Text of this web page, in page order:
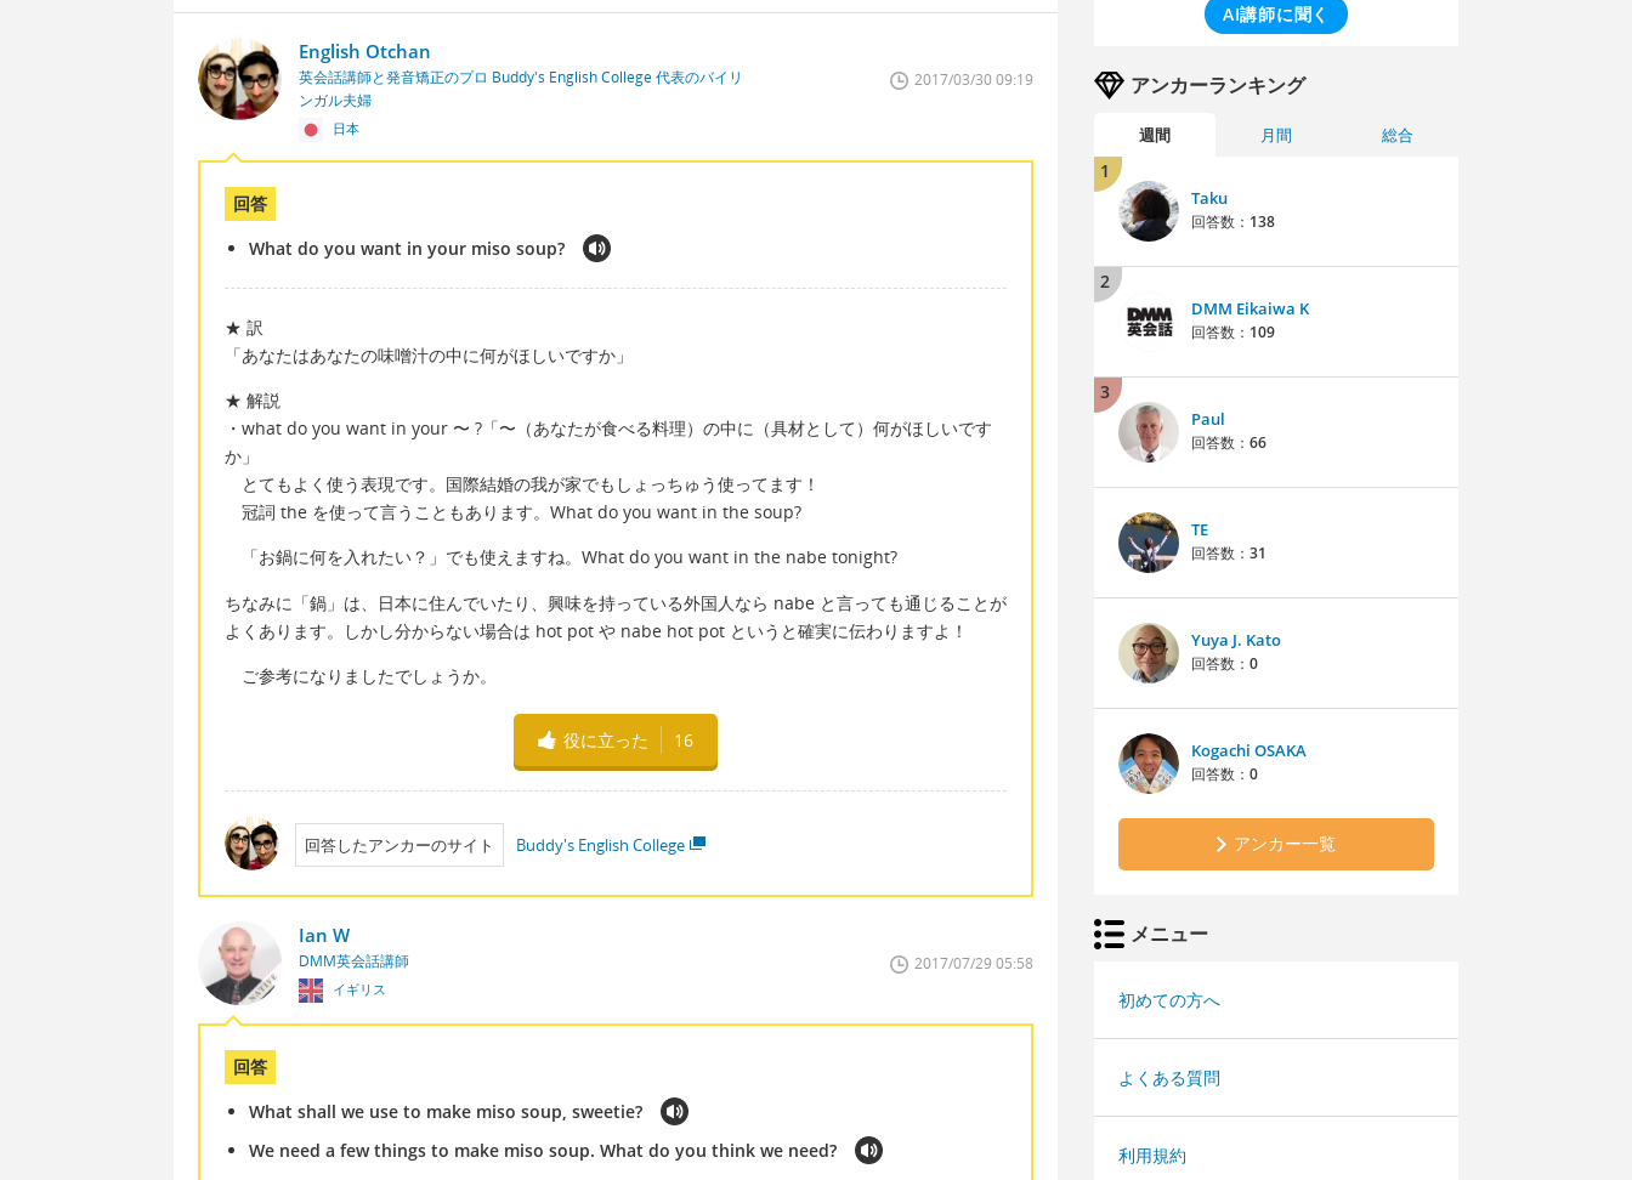
English Otchan
英会話講師と発音矯正のプロ Buddy's English College 代表のバイリ
ンガル夫婦
日本
2017/03/30 09:19
回答
What do you want in your miso soup?
★ 訳
「あなたはあなたの味噌汁の中に何がほしいですか」
★ 解説
・what do you want in your 〜 ?「〜（あなたが食べる料理）の中に（具材として）何がほしいです
か」
とてもよく使う表現です。国際結婚の我が家でもしょっちゅう使ってます！
冠詞 the を使って言うこともあります。What do you want in the soup?
「お鍋に何を入れたい？」でも使えますね。What do you want in the nabe tonight?
ちなみに「鍋」は、日本に住んでいたり、興味を持っている外国人なら nabe と言っても通じることが
よくあります。しかし分からない場合は hot pot や nabe hot pot というと確実に伝わりますよ！
ご参考になりましたでしょうか。
役に立った 16
回答したアンカーのサイト Buddy's English College
Ian W
DMM英会話講師
イギリス
2017/07/29 05:58
回答
What shall we use to make miso soup, sweetie?
We need a few things to make miso soup. What do you think we need?
AI講師に聞く
アンカーランキング
週間 月間 総合
1
Taku
回答数： 138
2
DMM Eikaiwa K
回答数： 109
3
Paul
回答数： 66
TE
回答数： 31
Yuya J. Kato
回答数： 0
Kogachi OSAKA
回答数： 0
アンカー一覧
メニュー
初めての方へ
よくある質問
利用規約